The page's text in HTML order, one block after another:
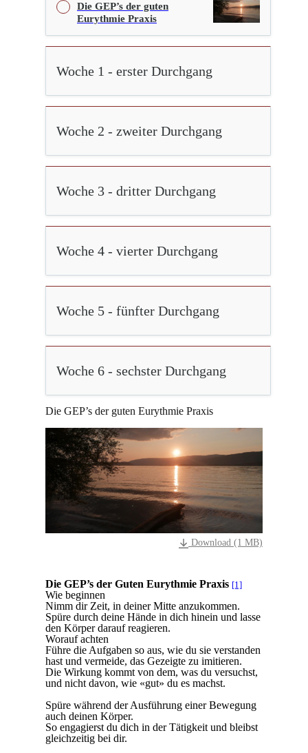
Die GEP’s der guten
Eurythmie Praxis
Woche 1 - erster Durchgang
Woche 2 - zweiter Durchgang
Woche 3 - dritter Durchgang
Woche 4 - vierter Durchgang
Woche 5 - fünfter Durchgang
Woche 6 - sechster Durchgang
Die GEP’s der guten Eurythmie Praxis
Download (1 MB)
Die GEP’s der Guten Eurythmie Praxis [1]
Wie beginnen
Nimm dir Zeit, in deiner Mitte anzukommen.
Spüre durch deine Hände in dich hinein und lasse
den Körper darauf reagieren.
Worauf achten
Führe die Aufgaben so aus, wie du sie verstanden
hast und vermeide, das Gezeigte zu imitieren.
Die Wirkung kommt von dem, was du versuchst,
und nicht davon, wie «gut» du es machst.
Spüre während der Ausführung einer Bewegung
auch deinen Körper.
So engagierst du dich in der Tätigkeit und bleibst
gleichzeitig bei dir.